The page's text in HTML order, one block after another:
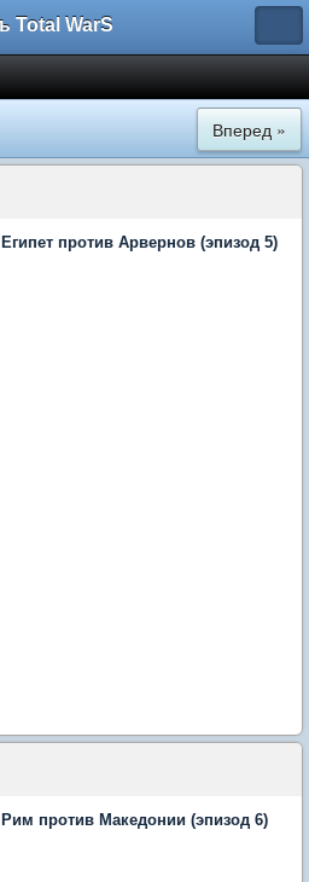
Total WarS
Вперед »
против Арвернов (эпизод 5)
против Македонии (эпизод 6)